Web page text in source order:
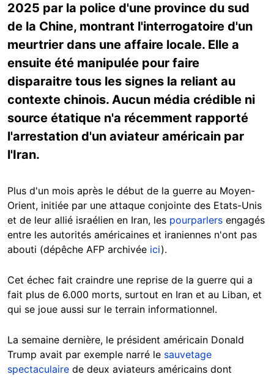
2025 par la police d'une province du sud
de la Chine, montrant l'interrogatoire d'un
meurtrier dans une affaire locale. Elle a
ensuite été manipulée pour faire
disparaitre tous les signes la reliant au
contexte chinois. Aucun média crédible ni
source étatique n'a récemment rapporté
l'arrestation d'un aviateur américain par
l'Iran.
Plus d'un mois après le début de la guerre au Moyen-
Orient, initiée par une attaque conjointe des Etats-Unis
et de leur allié israélien en Iran, les pourparlers engagés
entre les autorités américaines et iraniennes n'ont pas
abouti (dépêche AFP archivée ici).
Cet échec fait craindre une reprise de la guerre qui a
fait plus de 6.000 morts, surtout en Iran et au Liban, et
qui se joue aussi sur le terrain informationnel.
La semaine dernière, le président américain Donald
Trump avait par exemple narré le sauvetage
spectaculaire de deux aviateurs américains dont